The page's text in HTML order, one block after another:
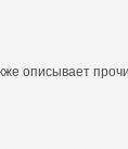
описывает